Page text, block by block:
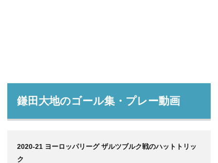
鎌田大地のゴール集・プレー動画
2020-21 ヨーロッパリーグ ザルツブルク戦のハットトリッ
ク